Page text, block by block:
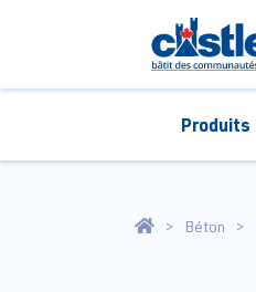
Produits
Béton